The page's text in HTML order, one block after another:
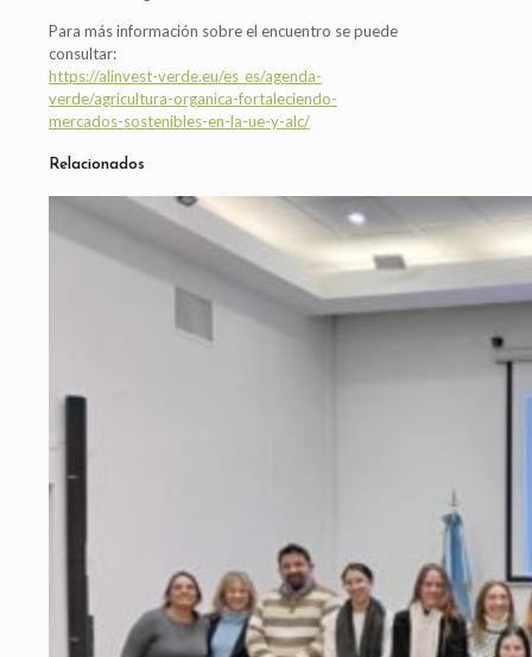
Para más información sobre el encuentro se puede
consultar:
https://alinvest-verde.eu/es_es/agenda-
verde/agricultura-organica-fortaleciendo-
mercados-sostenibles-en-la-ue-y-alc/
Relacionados